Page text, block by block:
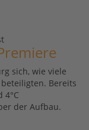
sich, wie viele
Bereits
4°C
der Aufbau.